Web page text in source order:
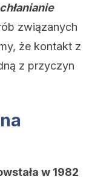
związanych
że kontakt z
z przyczyn
w 1982